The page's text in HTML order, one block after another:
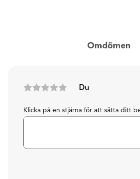
Omdömen
Du
Klicka på en stjärna för att sätta ditt